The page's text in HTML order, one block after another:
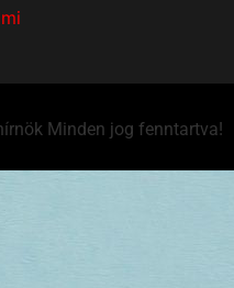
Minden jog fenntartva!